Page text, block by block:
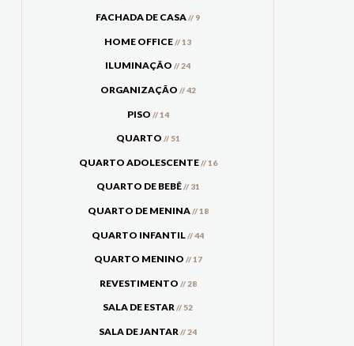
FACHADA DE CASA// 9
HOME OFFICE// 13
ILUMINAÇÃO// 24
ORGANIZAÇÃO // 42
PISO // 14
QUARTO // 51
QUARTO ADOLESCENTE// 16
QUARTO DE BEBÊ// 31
QUARTO DE MENINA// 18
QUARTO INFANTIL// 44
QUARTO MENINO // 17
REVESTIMENTO // 28
SALA DE ESTAR// 52
SALA DE JANTAR// 24